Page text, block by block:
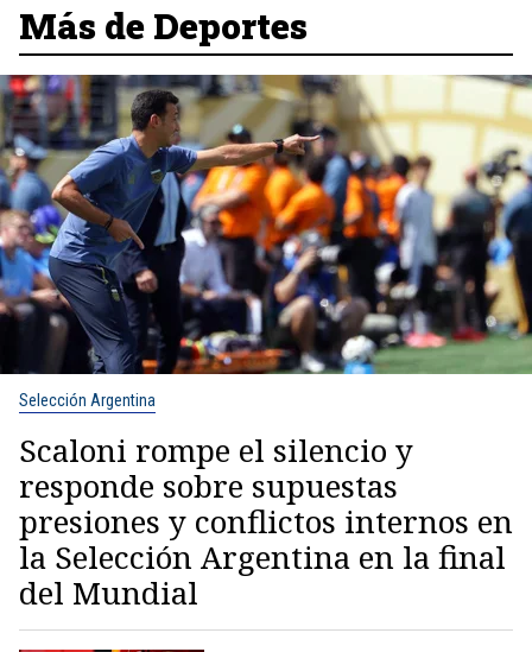
Más de Deportes
Selección Argentina
Scaloni rompe el silencio y
responde sobre supuestas
presiones y conflictos internos en
la Selección Argentina en la final
del Mundial